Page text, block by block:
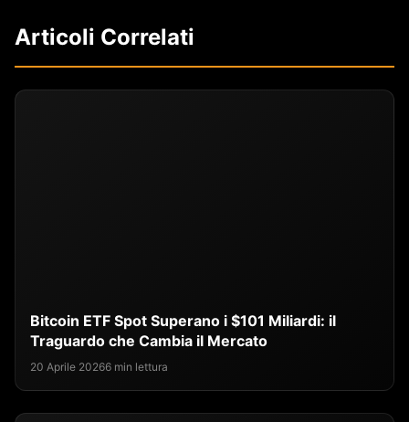
Articoli Correlati
Bitcoin ETF Spot Superano i $101 Miliardi: il
Traguardo che Cambia il Mercato
20 Aprile 20266 min lettura